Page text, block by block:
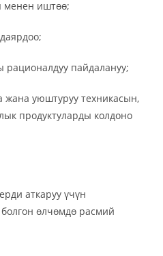
иштөө;
пайдалануу;
уюштуруу техникасын,
продуктуларды колдоно
аткаруу үчүн
өлчөмдө расмий